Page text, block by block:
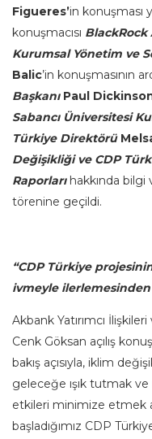
Figueres’in konuşması
konuşmacısı
Kurumsal Yönetim ve
Balic’in konuşmasının
Başkanı Paul
Sabancı Üniversitesi
Türkiye Direktörü
Değişikliği ve CDP
Raporları hakkında bilgi
törenine geçildi.
“CDP Türkiye
ivmeyle
Akbank Yatırımcı
Cenk Göksan açılış
bakış açısıyla, iklim
geleceğe ışık tutmak
etkileri minimize etmek
başladığımız CDP